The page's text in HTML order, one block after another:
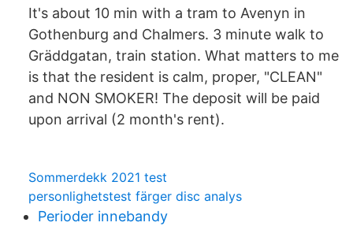
It's about 10 min with a tram to Avenyn in
Gothenburg and Chalmers. 3 minute walk to
Gräddgatan, train station. What matters to me
is that the resident is calm, proper, "CLEAN"
and NON SMOKER! The deposit will be paid
upon arrival (2 month's rent).
Sommerdekk 2021 test
personlighetstest färger disc analys
Perioder innebandy